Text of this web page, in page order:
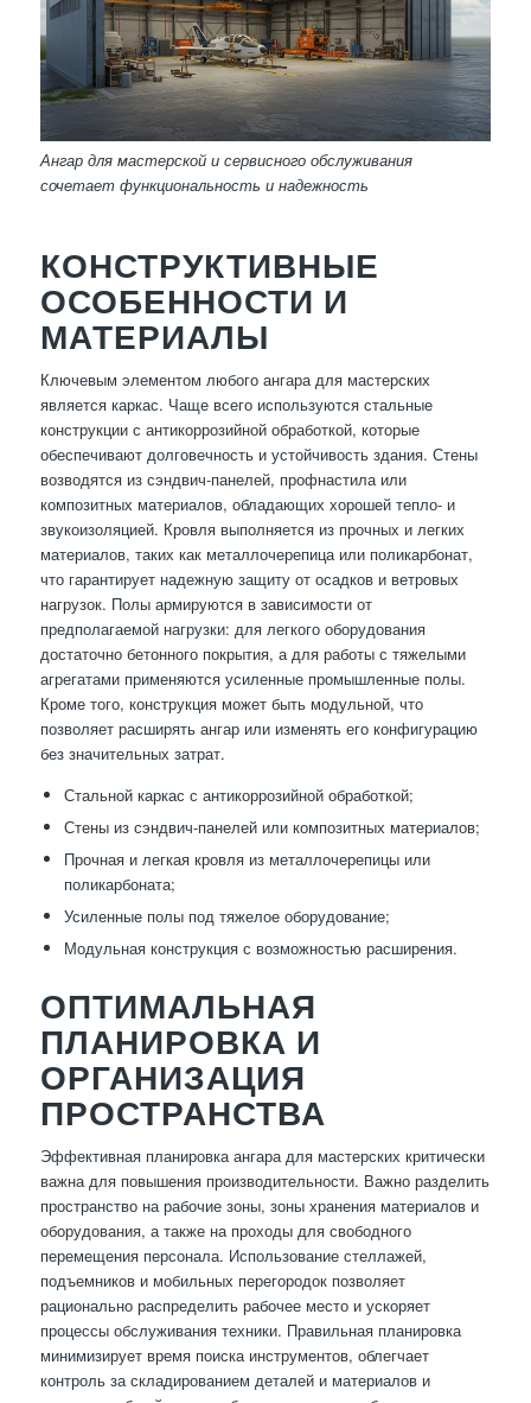
Ангар для мастерской и сервисного обслуживания
сочетает функциональность и надежность
КОНСТРУКТИВНЫЕ
ОСОБЕННОСТИ И
МАТЕРИАЛЫ
Ключевым элементом любого ангара для мастерских
является каркас. Чаще всего используются стальные
конструкции с антикоррозийной обработкой, которые
обеспечивают долговечность и устойчивость здания. Стены
возводятся из сэндвич-панелей, профнастила или
композитных материалов, обладающих хорошей тепло- и
звукоизоляцией. Кровля выполняется из прочных и легких
материалов, таких как металлочерепица или поликарбонат,
что гарантирует надежную защиту от осадков и ветровых
нагрузок. Полы армируются в зависимости от
предполагаемой нагрузки: для легкого оборудования
достаточно бетонного покрытия, а для работы с тяжелыми
агрегатами применяются усиленные промышленные полы.
Кроме того, конструкция может быть модульной, что
позволяет расширять ангар или изменять его конфигурацию
без значительных затрат.
Стальной каркас с антикоррозийной обработкой;
Стены из сэндвич-панелей или композитных материалов;
Прочная и легкая кровля из металлочерепицы или
поликарбоната;
Усиленные полы под тяжелое оборудование;
Модульная конструкция с возможностью расширения.
ОПТИМАЛЬНАЯ
ПЛАНИРОВКА И
ОРГАНИЗАЦИЯ
ПРОСТРАНСТВА
Эффективная планировка ангара для мастерских критически
важна для повышения производительности. Важно разделить
пространство на рабочие зоны, зоны хранения материалов и
оборудования, а также на проходы для свободного
перемещения персонала. Использование стеллажей,
подъемников и мобильных перегородок позволяет
рационально распределить рабочее место и ускоряет
процессы обслуживания техники. Правильная планировка
минимизирует время поиска инструментов, облегчает
контроль за складированием деталей и материалов и